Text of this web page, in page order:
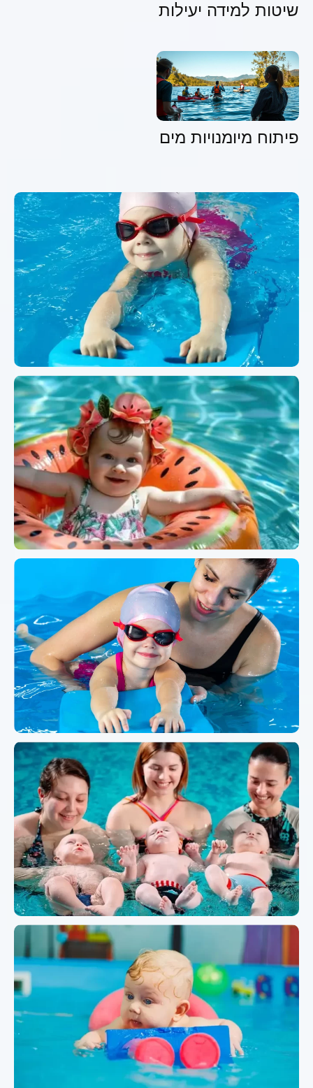
שיטות למידה יעילות
פיתוח מיומנויות מים